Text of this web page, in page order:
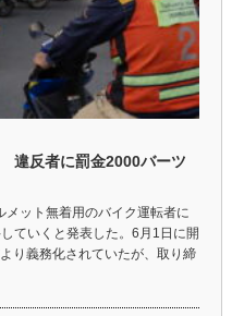
違反者に罰金2000バーツ
メット無着用のバイク運転者に
ていくと発表した。6月1日に開
り義務化されていたが、取り締